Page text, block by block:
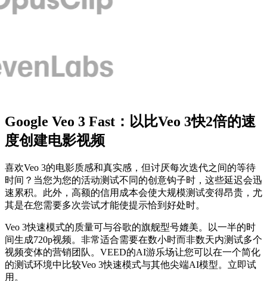
Google Veo 3 Fast：以比Veo 3快2倍的速
度创建电影视频
喜欢Veo 3的电影质感和真实感，但讨厌每次迭代之间的等待
时间？当您为您的活动测试不同的创意钩子时，这些延迟会迅
速累积。此外，高额的信用成本会使大规模测试变得昂贵，尤
其是在您需要多次尝试才能使提示恰到好处时。
Veo 3快速模式的质量可与谷歌的旗舰型号媲美。以一半的时
间生成720p视频。非常适合需要在数小时而非数天内测试多个
视频变体的营销团队。VEED的AI游乐场让您可以在一个简化
的测试环境中比较Veo 3快速模式与其他尖端AI模型。立即试
用。